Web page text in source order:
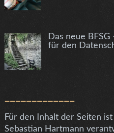
Das neue
für den
Für den Inhalt der Seiten ist
Sebastian Hartmann